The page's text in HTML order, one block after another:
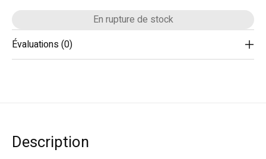
En rupture de stock
Évaluations (0)
Description